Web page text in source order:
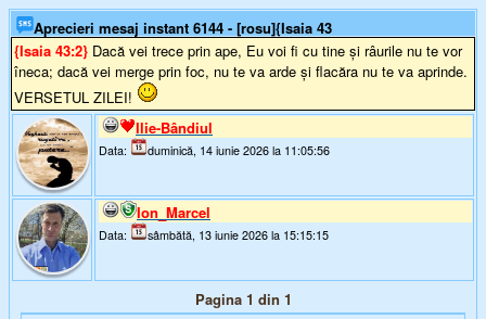
Aprecieri mesaj instant 6144 - [rosu]{Isaia 43
{Isaia 43:2} Dacă vei trece prin ape, Eu voi fi cu tine și râurile nu te vor
îneca; dacă vei merge prin foc, nu te va arde și flacăra nu te va aprinde.
VERSETUL ZILEI!
Ilie-Bândiul
Data: duminică, 14 iunie 2026 la 11:05:56
Ion_Marcel
Data: sâmbătă, 13 iunie 2026 la 15:15:15
Pagina 1 din 1